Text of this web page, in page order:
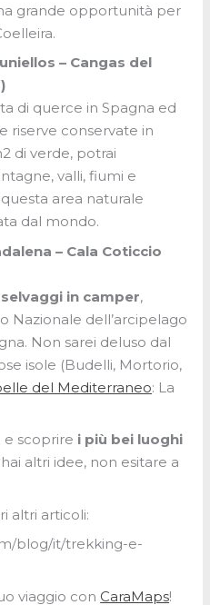
grande opportunità per
– Cangas del
di querce in Spagna ed
riserve conservate in
di verde, potrai
valli, fiumi e
area naturale
dal mondo.
– Cala Coticcio
in camper,
Nazionale dell’arcipelago
Non sarei deluso dal
isole (Budelli, Mortorio,
del Mediterraneo: La
e scoprire i più bei luoghi
hai altri idee, non esitare a
altri articoli:
blog/it/trekking-e-
viaggio con CaraMaps!